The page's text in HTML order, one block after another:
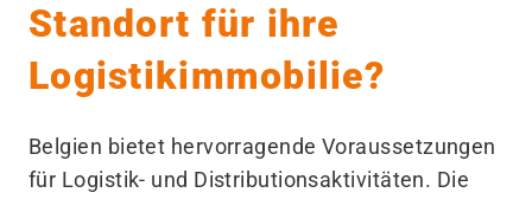
Standort für ihre
Logistikimmobilie?
Belgien bietet hervorragende Voraussetzungen
für Logistik- und Distributionsaktivitäten. Die